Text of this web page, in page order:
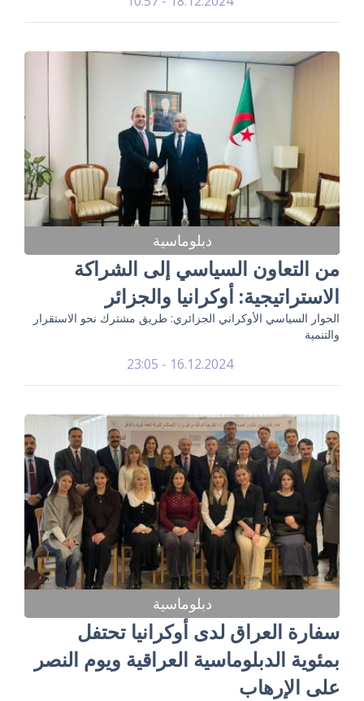
دبلوماسية
من التعاون السياسي إلى الشراكة
الاستراتيجية: أوكرانيا والجزائر
الحوار السياسي الأوكراني الجزائري: طريق مشترك نحو الاستقرار
والتنمية
16.12.2024 - 23:05
دبلوماسية
سفارة العراق لدى أوكرانيا تحتفل
بمئوية الدبلوماسية العراقية ويوم النصر
على الإرهاب